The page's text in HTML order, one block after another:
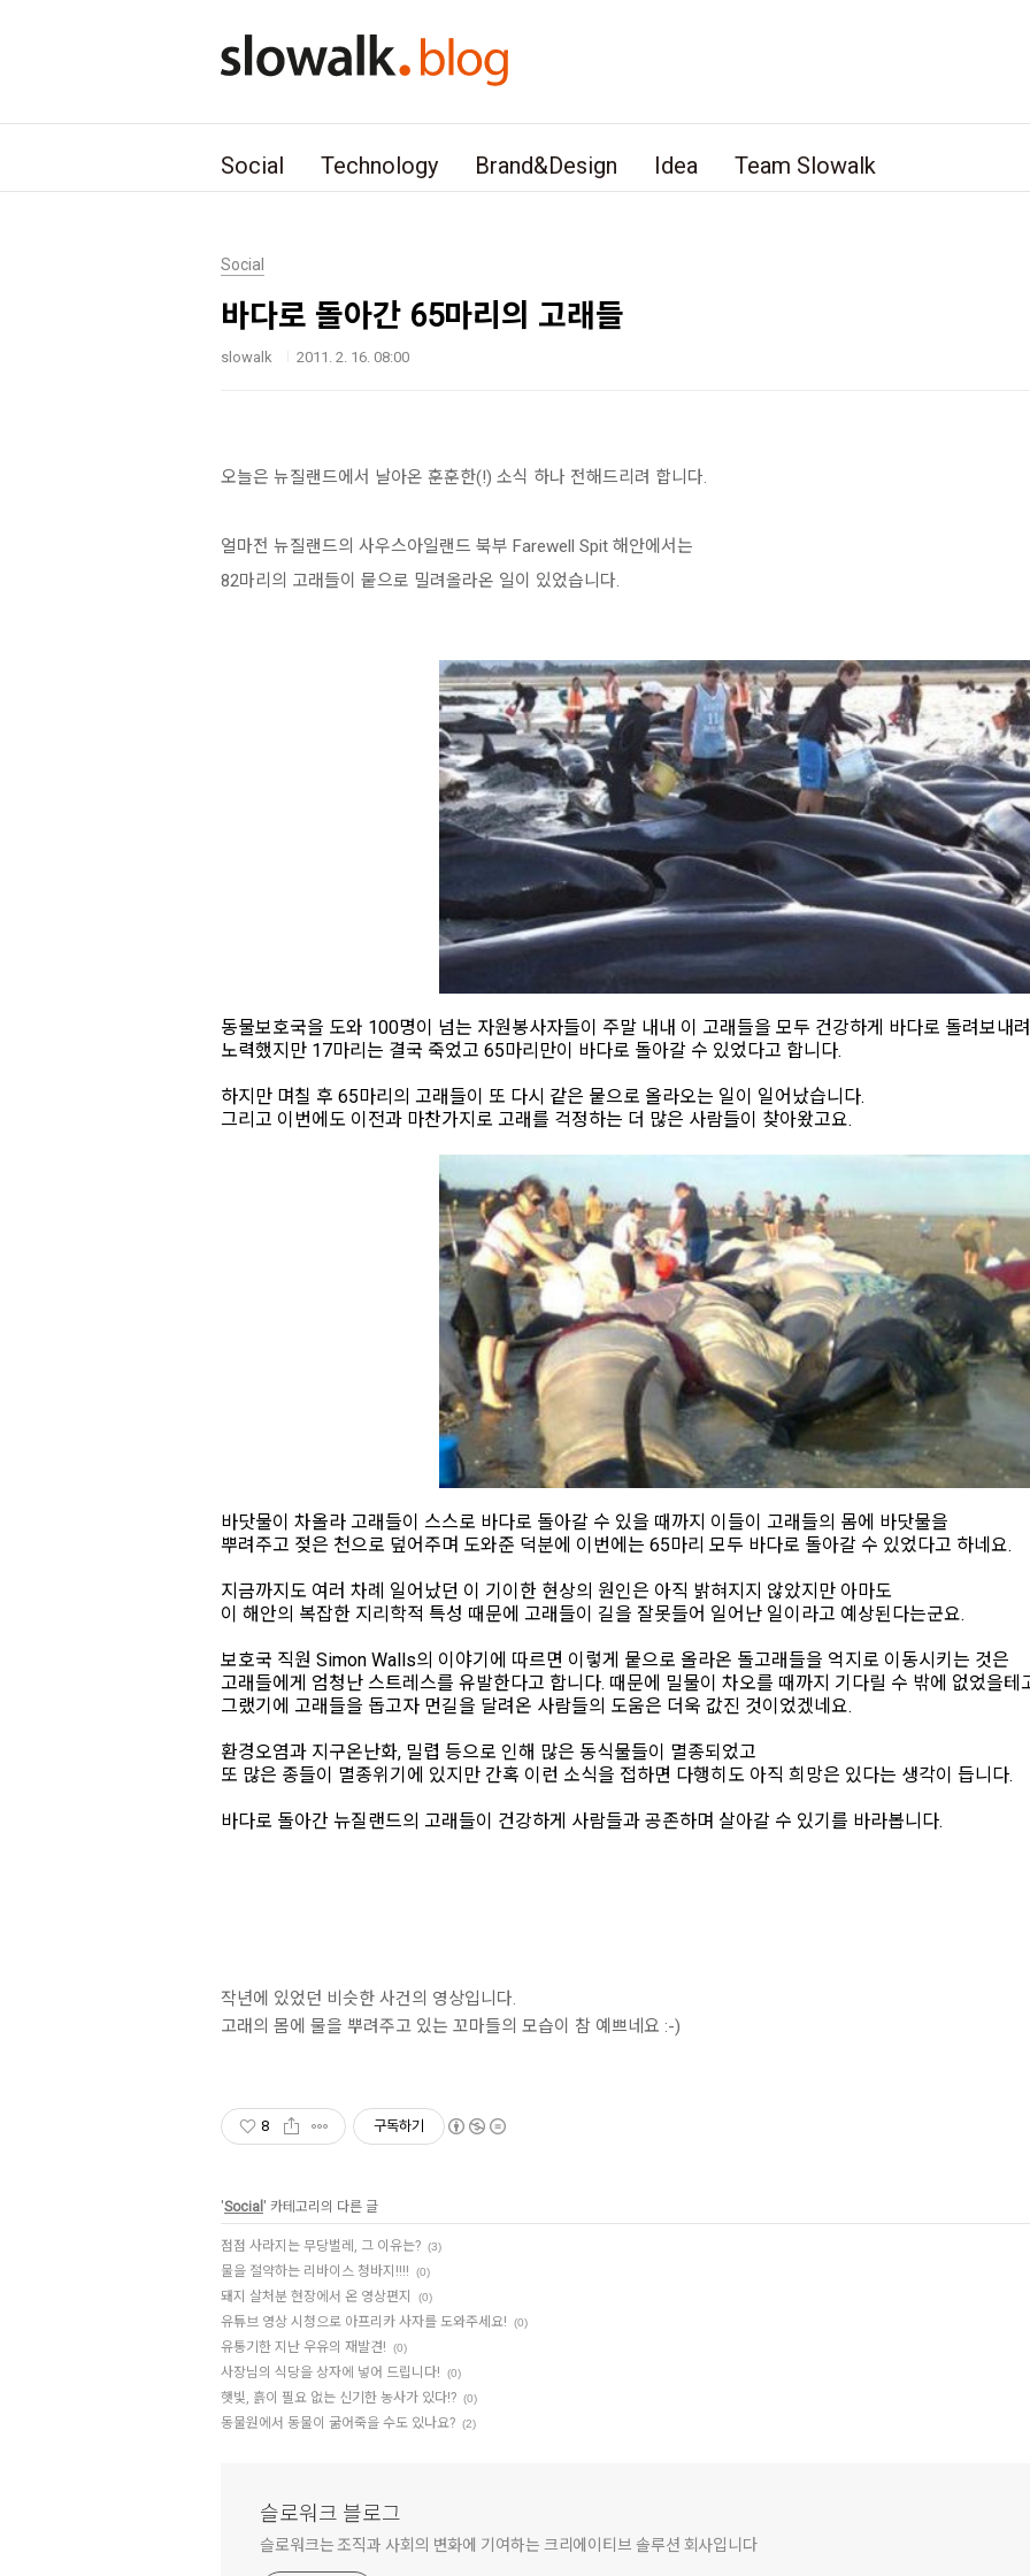
Social Technology Brand&Design Idea Team Slowalk
Social
바다로 돌아간 65마리의 고래들
slowalk 2011. 2. 16. 08:00
오늘은 뉴질랜드에서 날아온 훈훈한(!) 소식 하나 전해드리려 합니다.
얼마전 뉴질랜드의 사우스아일랜드 북부 Farewell Spit 해안에서는
82마리의 고래들이 뭍으로 밀려올라온 일이 있었습니다.
동물보호국을 도와 100명이 넘는 자원봉사자들이 주말 내내 이 고래들을 모두 건강하게 바다로 돌려보내려
노력했지만 17마리는 결국 죽었고 65마리만이 바다로 돌아갈 수 있었다고 합니다.
하지만 며칠 후 65마리의 고래들이 또 다시 같은 뭍으로 올라오는 일이 일어났습니다.
그리고 이번에도 이전과 마찬가지로 고래를 걱정하는 더 많은 사람들이 찾아왔고요.
바닷물이 차올라 고래들이 스스로 바다로 돌아갈 수 있을 때까지 이들이 고래들의 몸에 바닷물을
뿌려주고 젖은 천으로 덮어주며 도와준 덕분에 이번에는 65마리 모두 바다로 돌아갈 수 있었다고 하네요.
지금까지도 여러 차례 일어났던 이 기이한 현상의 원인은 아직 밝혀지지 않았지만 아마도
이 해안의 복잡한 지리학적 특성 때문에 고래들이 길을 잘못들어 일어난 일이라고 예상된다는군요.
보호국 직원 Simon Walls의 이야기에 따르면 이렇게 뭍으로 올라온 돌고래들을 억지로 이동시키는 것은
고래들에게 엄청난 스트레스를 유발한다고 합니다. 때문에 밀물이 차오를 때까지 기다릴 수 밖에 없었을테
그랬기에 고래들을 돕고자 먼길을 달려온 사람들의 도움은 더욱 값진 것이었겠네요.
환경오염과 지구온난화, 밀렵 등으로 인해 많은 동식물들이 멸종되었고
또 많은 종들이 멸종위기에 있지만 간혹 이런 소식을 접하면 다행히도 아직 희망은 있다는 생각이 듭니다.
바다로 돌아간 뉴질랜드의 고래들이 건강하게 사람들과 공존하며 살아갈 수 있기를 바라봅니다.
작년에 있었던 비슷한 사건의 영상입니다.
고래의 몸에 물을 뿌려주고 있는 꼬마들의 모습이 참 예쁘네요 :-)
8 구독하기
'Social ' 카테고리의 다른 글
점점 사라지는 무당벌레, 그 이유는? (3)
물을 절약하는 리바이스 청바지!!!! (0)
돼지 살처분 현장에서 온 영상편지 (0)
유튜브 영상 시청으로 아프리카 사자를 도와주세요! (0)
유통기한 지난 우유의 재발견! (0)
사장님의 식당을 상자에 넣어 드립니다! (0)
햇빛, 흙이 필요 없는 신기한 농사가 있다!? (0)
동물원에서 동물이 굶어죽을 수도 있나요? (2)
슬로워크 블로그
슬로워크는 조직과 사회의 변화에 기여하는 크리에이티브 솔루션 회사입니다